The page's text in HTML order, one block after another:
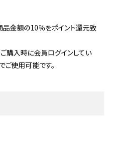
品金額の10％をポイント還元致
購入時に会員ログインしてい
ご使用可能です。